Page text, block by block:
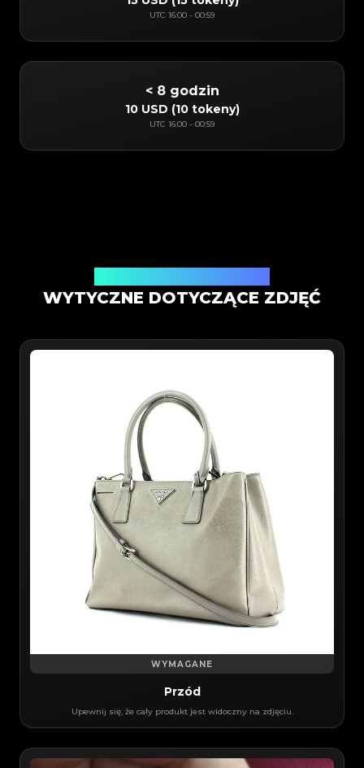
UTC 16:00 - 00:59
< 8 godzin
10 USD (10 tokeny)
UTC 16:00 - 00:59
WYTYCZNE DOTYCZĄCE ZDJĘĆ
WYMAGANE
Przód
Upewnij się, że cały produkt jest widoczny na zdjęciu.